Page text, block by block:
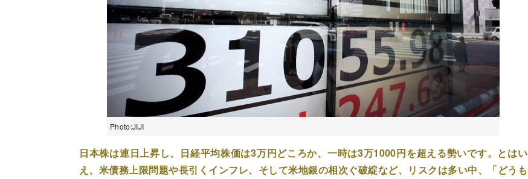
Photo:JIJI
日本株は連日上昇し、日経平均株価は3万円どころか、一時は3万1000円を超える勢いです。とはい
え、米債務上限問題や長引くインフレ、そして米地銀の相次ぐ破綻など、リスクは多い中、「どうも